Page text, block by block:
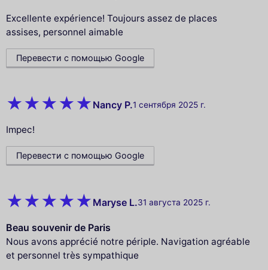
Excellente expérience! Toujours assez de places
assises, personnel aimable
Перевести с помощью Google
Nancy P.1 сентября 2025 г.
Impec!
Перевести с помощью Google
Maryse L.31 августа 2025 г.
Beau souvenir de Paris
Nous avons apprécié notre périple. Navigation agréable
et personnel très sympathique